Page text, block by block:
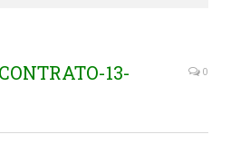
13-
0